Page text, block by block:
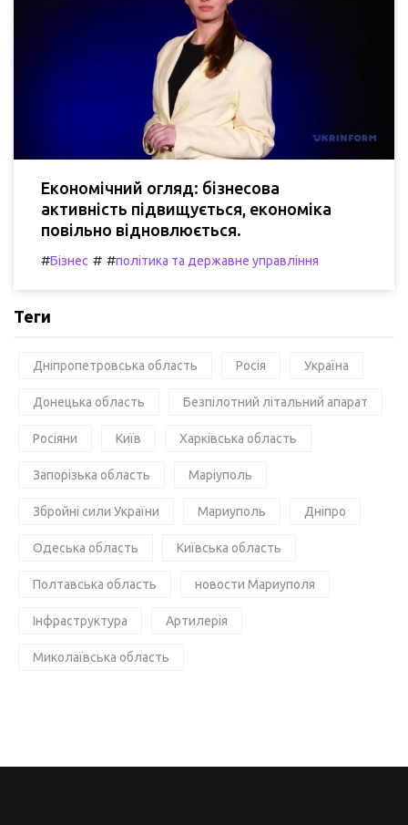
Економічний огляд: бізнесова
активність підвищується, економіка
повільно відновлюється.
#Бізнес # #політика та державне управління
Теги
Дніпропетровська область Росія Україна
Донецька область Безпілотний літальний апарат
Росіяни Київ Харківська область
Запорізька область Маріуполь
Збройні сили України Мариуполь Дніпро
Одеська область Київська область
Полтавська область новости Мариуполя
Інфраструктура Артилерія
Миколаївська область